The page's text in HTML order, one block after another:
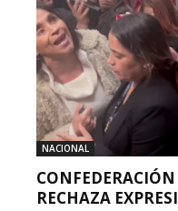
NACIONAL
RECHAZA